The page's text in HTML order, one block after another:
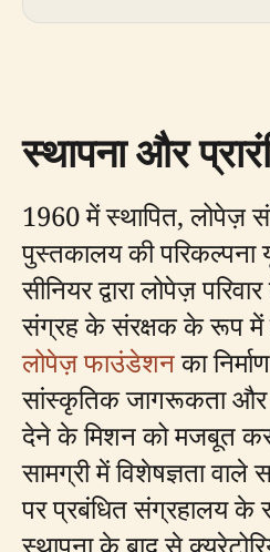
स्थापना और
1960 में स्थापित, लोपेज़
पुस्तकालय की परिकल्पना
सीनियर द्वारा लोपेज़
संग्रह के संरक्षक के रूप में
लोपेज़ फाउंडेशनका
सांस्कृतिक जागरूकता और
देने के मिशन को मजबूत
सामग्री में विशेषज्ञता वाले
पर प्रबंधित संग्रहालय